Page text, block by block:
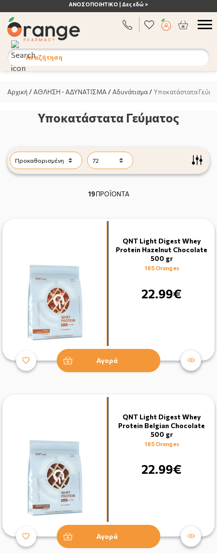
ΑΝΟΣΟΠΟΙΗΤΙΚΟ | Δες εδώ >
Αναζήτηση
Αρχική / ΑΘΛΗΣΗ - ΑΔΥΝΑΤΙΣΜΑ / Αδυνάτισμα /Υποκατάστατα
Υποκατάστατα Γεύματος
19ΠΡΟΪΟΝΤΑ
QNT Light Digest Whey
Protein Hazelnut Chocolate
500 gr
185 Oranges
22.99€
Αγορά
QNT Light Digest Whey
Protein Belgian Chocolate
500 gr
185 Oranges
22.99€
Αγορά